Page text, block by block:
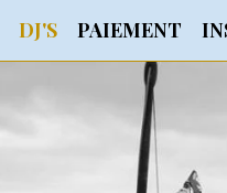
DJ'S PAIEMENT